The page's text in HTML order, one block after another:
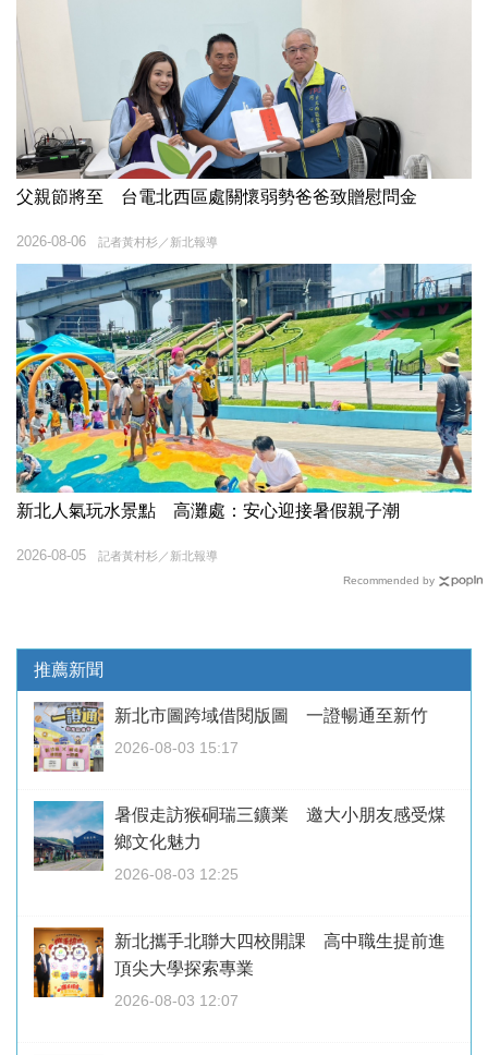
父親節將至 台電北西區處關懷弱勢爸爸致贈慰問金
記者黃村杉／新北報導
2026-08-06
新北人氣玩水景點 高灘處：安心迎接暑假親子潮
記者黃村杉／新北報導
2026-08-05
Recommended by
推薦新聞
新北市圖跨域借閱版圖 一證暢通至新竹
2026-08-03 15:17
暑假走訪猴硐瑞三鑛業 邀大小朋友感受煤
鄉文化魅力
2026-08-03 12:25
新北攜手北聯大四校開課 高中職生提前進
頂尖大學探索專業
2026-08-03 12:07